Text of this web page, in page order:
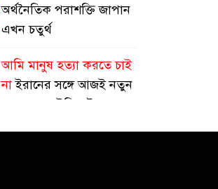
অর্থনৈতিক পরাশক্তি জাপান
এখন চতুর্থ
আমি মানুষ হত্যা করতে চাই
নাইরানের সঙ্গে আজই নতুন
আলোচনার ইঙ্গিত ট্রাম্পের